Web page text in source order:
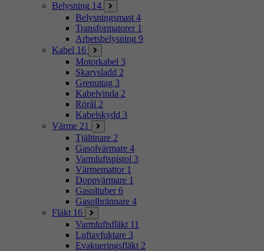
Belysning 14
Belysningsmast 4
Transformatorer 1
Arbetsbelysning 9
Kabel 16
Motorkabel 3
Skarvsladd 2
Grenuttag 3
Kabelvinda 2
Rörål 2
Kabelskydd 3
Värme 21
Tjältinare 2
Gasolvärmare 4
Varmluftspistol 3
Värmemattor 1
Doppvärmare 1
Gasoltuber 6
Gasolbrännare 4
Fläkt 16
Varmluftsfläkt 11
Luftavfuktare 3
Evakueringsfläkt 2